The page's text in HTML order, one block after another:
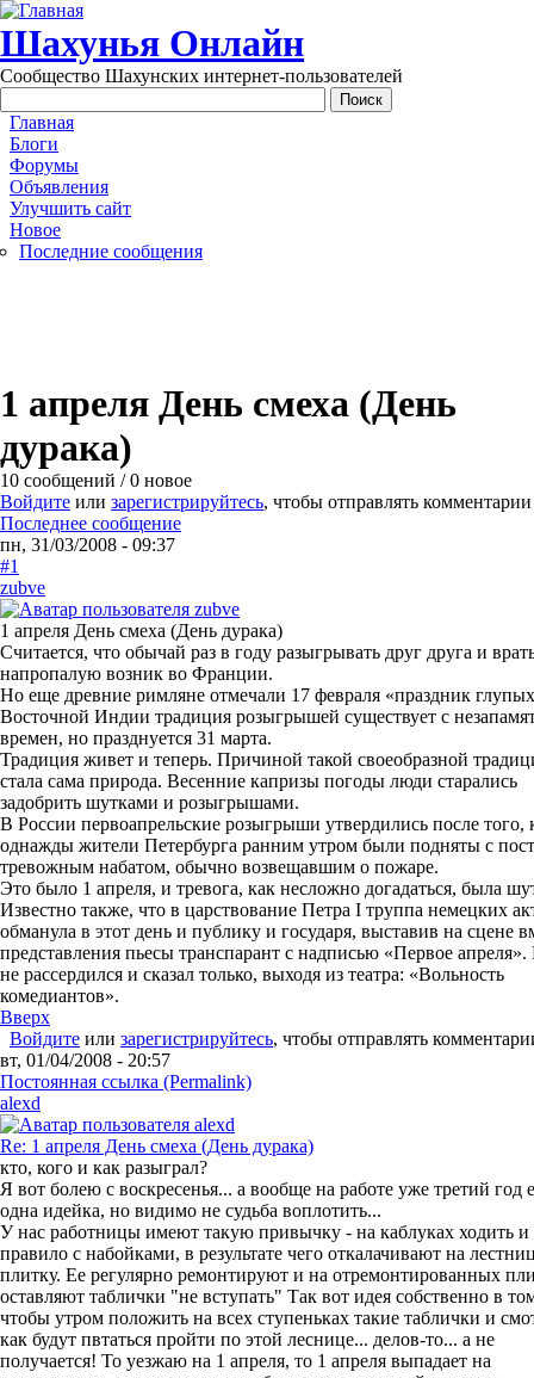
Перейти к основному содержанию
Шахунья Онлайн
Сообщество Шахунских интернет-пользователей
Main menu
Главная
Блоги
Форумы
Объявления
Улучшить сайт
Новое
Последние сообщения
1 апреля День смеха (День
дурака)
10 сообщений / 0 новое
Войдите или зарегистрируйтесь, чтобы отправлять комментарии
Последнее сообщение
пн, 31/03/2008 - 09:37
#1
zubve
1 апреля День смеха (День дурака)
Считается, что обычай раз в году разыгрывать друг друга и
напропалую возник во Франции.
Но еще древние римляне отмечали 17 февраля «праздник
Восточной Индии традиция розыгрышей существует с
времен, но празднуется 31 марта.
Традиция живет и теперь. Причиной такой своеобразной
стала сама природа. Весенние капризы погоды люди старались
задобрить шутками и розыгрышами.
В России первоапрельские розыгрыши утвердились после того,
однажды жители Петербурга ранним утром были подняты с
тревожным набатом, обычно возвещавшим о пожаре.
Это было 1 апреля, и тревога, как несложно догадаться, была
Известно также, что в царствование Петра I труппа немецких
обманула в этот день и публику и государя, выставив на сцене
представления пьесы транспарант с надписью «Первое апреля».
не рассердился и сказал только, выходя из театра: «Вольность
комедиантов».
Вверх
Войдите или зарегистрируйтесь, чтобы отправлять
вт, 01/04/2008 - 20:57
Постоянная ссылка (Permalink)
alexd
Re: 1 апреля День смеха (День дурака)
кто, кого и как разыграл?
Я вот болею с воскресенья... а вообще на работе уже третий год
одна идейка, но видимо не судьба воплотить...
У нас работницы имеют такую привычку - на каблуках ходить и
правило с набойками, в результате чего откалачивают на
плитку. Ее регулярно ремонтируют и на отремонтированных
оставляют таблички "не вступать" Так вот идея собственно в
чтобы утром положить на всех ступеньках такие таблички и
как будут пвтаться пройти по этой леснице... делов-то... а не
получается! То уезжаю на 1 апреля, то 1 апреля выпадает на